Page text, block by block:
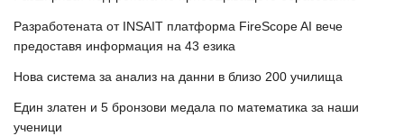
Разработената от INSAIT платформа FireScope AI вече
предоставя информация на 43 езика
Нова система за анализ на данни в близо 200 училища
Един златен и 5 бронзови медала по математика за наши
ученици